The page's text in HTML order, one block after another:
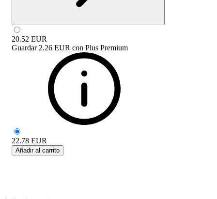
20.52 EUR
Guardar 2.26 EUR con Plus Premium
22.78 EUR
Añadir al carrito